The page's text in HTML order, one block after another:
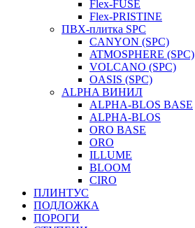
Flex-FUSE
Flex-PRISTINE
ПВХ-плитка SPC
CANYON (SPC)
ATMOSPHERE (SPC)
VOLCANO (SPC)
OASIS (SPC)
ALPHA ВИНИЛ
ALPHA-BLOS BASE
ALPHA-BLOS
ORO BASE
ORO
ILLUME
BLOOM
CIRO
ПЛИНТУС
ПОДЛОЖКА
ПОРОГИ